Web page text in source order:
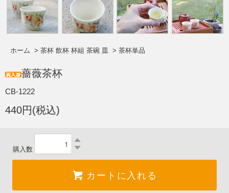
ホーム > 茶杯 飲杯 杯組 茶碗 皿 > 茶杯単品
薔薇茶杯
CB-1222
440円(税込)
購入数
カートに入れる